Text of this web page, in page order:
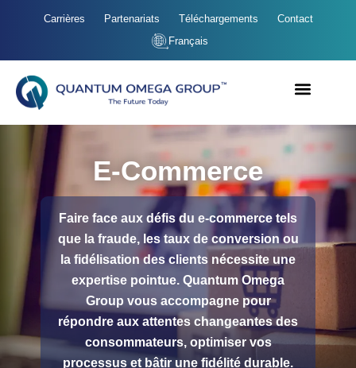
Carrières Partenariats Téléchargements
Contact
Français
E-Commerce
Faire face aux défis du e-commerce tels
que la fraude, les taux de conversion ou
la fidélisation des clients nécessite une
expertise pointue. Quantum Omega
Group vous accompagne pour
répondre aux attentes changeantes des
consommateurs, optimiser vos
processus et bâtir une fidélité durable.